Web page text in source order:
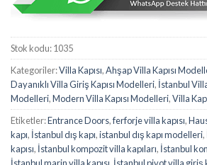
Stok kodu:1035
Kategoriler:Villa Kapısı,Ahşap Villa Kapısı
Dayanıklı Villa Giriş Kapısı Modelleri, İstanbul Villa
Modelleri,Modern Villa Kapısı Modelleri,Villa
Etiketler:Entrance Doors,ferforje villa kapısı,
kapı, İstanbul dış kapı,istanbul dış kapı modelleri,
kapısı, İstanbul kompozit villa kapıları, İstanbul